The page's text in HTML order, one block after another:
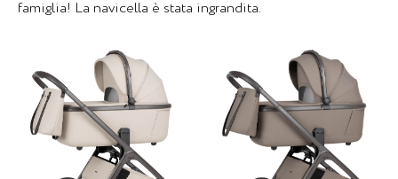
famiglia! La navicella è stata ingrandita.